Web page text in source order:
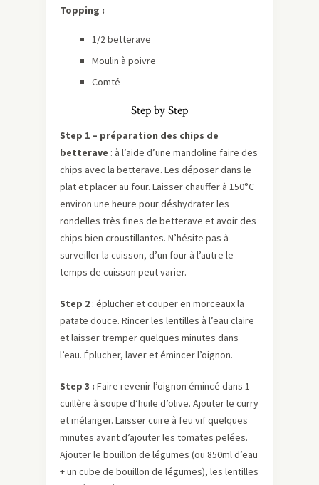
Topping :
1/2 betterave
Moulin à poivre
Comté
Step by Step
Step 1 – préparation des chips de
betterave : à l’aide d’une mandoline faire des
chips avec la betterave. Les déposer dans le
plat et placer au four. Laisser chauffer à 150°C
environ une heure pour déshydrater les
rondelles très fines de betterave et avoir des
chips bien croustillantes. N’hésite pas à
surveiller la cuisson, d’un four à l’autre le
temps de cuisson peut varier.
Step 2 : éplucher et couper en morceaux la
patate douce. Rincer les lentilles à l’eau claire
et laisser tremper quelques minutes dans
l’eau. Éplucher, laver et émincer l’oignon.
Step 3 : Faire revenir l’oignon émincé dans 1
cuillère à soupe d’huile d’olive. Ajouter le curry
et mélanger. Laisser cuire à feu vif quelques
minutes avant d’ajouter les tomates pelées.
Ajouter le bouillon de légumes (ou 850ml d’eau
+ un cube de bouillon de légumes), les lentilles